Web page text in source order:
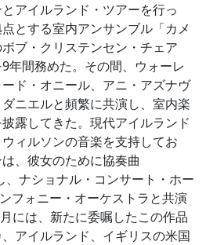
アイルランド・ツアーを行っ
とする室内アンサンブル「カメ
ブ・クリステンセン・チェア
9年間務めた。その間、ウォーレ
ド・オニール、アニ・アズナヴ
ニエルと頻繁に共演し、室内楽
露してきた。現代アイルランド
ィルソンの音楽を支持してお
、彼女のために協奏曲
、ナショナル・コンサート・ホー
フォニー・オーケストラと共演
には、新たに委嘱したこの作品
アイルランド、イギリスの米国